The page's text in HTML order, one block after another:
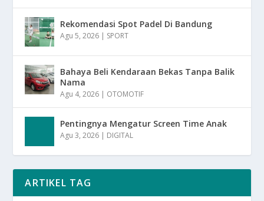
Rekomendasi Spot Padel Di Bandung
Agu 5, 2026 | SPORT
Bahaya Beli Kendaraan Bekas Tanpa Balik
Nama
Agu 4, 2026 | OTOMOTIF
Pentingnya Mengatur Screen Time Anak
Agu 3, 2026 | DIGITAL
ARTIKEL TAG